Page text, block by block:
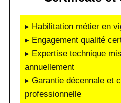
▸ Habilitation métier en
▸ Engagement qualité
▸ Expertise technique
annuellement
▸ Garantie décennale et
professionnelle